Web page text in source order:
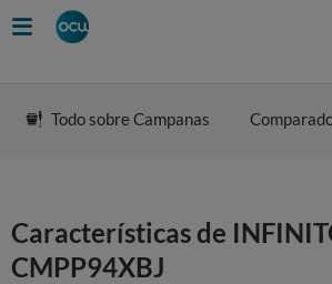
Todo sobre Campanas
Características de
CMPP94XBJ